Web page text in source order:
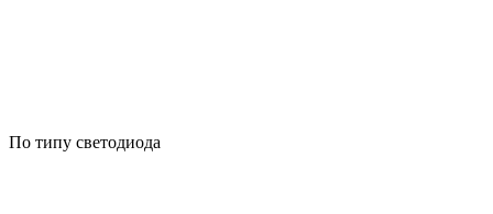
По типу светодиода